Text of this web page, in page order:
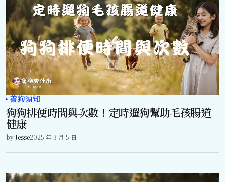
養狗須知
狗狗排便時間與次數！定時遛狗幫助毛孩腸道
健康
byJesse2025 年 3 月 5 日